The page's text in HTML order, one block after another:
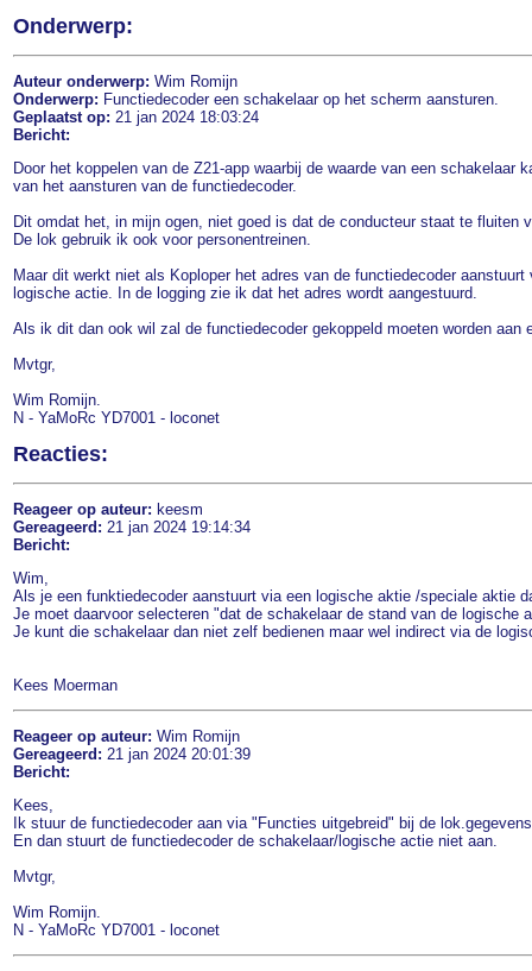
Onderwerp:
Auteur onderwerp: Wim Romijn
Onderwerp: Functiedecoder een schakelaar op het scherm aansturen.
Geplaatst op: 21 jan 2024 18:03:24
Bericht:
Door het koppelen van de Z21-app waarbij de waarde van een
van het aansturen van de functiedecoder.
Dit omdat het, in mijn ogen, niet goed is dat de conducteur staat te fluiten
De lok gebruik ik ook voor personentreinen.
Maar dit werkt niet als Koploper het adres van de functiedecoder
logische actie. In de logging zie ik dat het adres wordt aangestuurd.
Als ik dit dan ook wil zal de functiedecoder gekoppeld moeten worden
Mvtgr,
Wim Romijn.
N - YaMoRc YD7001 - loconet
Reacties:
Reageer op auteur: keesm
Gereageerd: 21 jan 2024 19:14:34
Bericht:
Wim,
Als je een funktiedecoder aanstuurt via een logische aktie /speciale aktie
Je moet daarvoor selecteren "dat de schakelaar de stand van de logische
Je kunt die schakelaar dan niet zelf bedienen maar wel indirect via de
Kees Moerman
Reageer op auteur: Wim Romijn
Gereageerd: 21 jan 2024 20:01:39
Bericht:
Kees,
Ik stuur de functiedecoder aan via "Functies uitgebreid" bij de
En dan stuurt de functiedecoder de schakelaar/logische actie niet aan.
Mvtgr,
Wim Romijn.
N - YaMoRc YD7001 - loconet